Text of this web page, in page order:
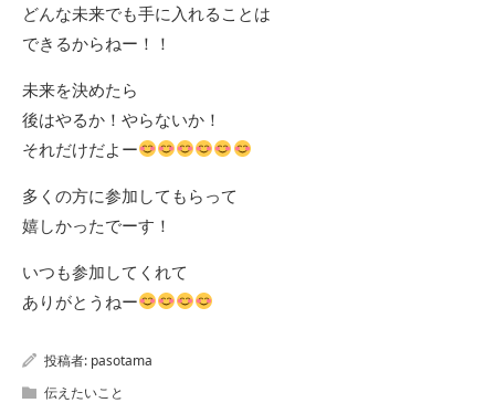
どんな未来でも手に入れることは
できるからねー！！
未来を決めたら
後はやるか！やらないか！
それだけだよー
多くの方に参加してもらって
嬉しかったでーす！
いつも参加してくれて
ありがとうねー
投稿者: pasotama
伝えたいこと